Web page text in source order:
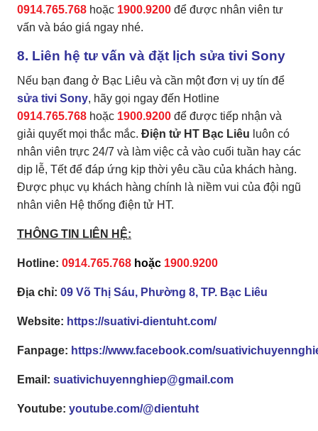
0914.765.768 hoặc 1900.9200 để được nhân viên tư
vấn và báo giá ngay nhé.
8. Liên hệ tư vấn và đặt lịch sửa tivi Sony
Nếu bạn đang ở Bạc Liêu và cần một đơn vị uy tín để
sửa tivi Sony, hãy gọi ngay đến Hotline
0914.765.768 hoặc 1900.9200 để được tiếp nhận và
giải quyết mọi thắc mắc. Điện tử HT Bạc Liêu luôn có
nhân viên trực 24/7 và làm việc cả vào cuối tuần hay các
dịp lễ, Tết để đáp ứng kịp thời yêu cầu của khách hàng.
Được phục vụ khách hàng chính là niềm vui của đội ngũ
nhân viên Hệ thống điện tử HT.
THÔNG TIN LIÊN HỆ:
Hotline: 0914.765.768 hoặc 1900.9200
Địa chỉ: 09 Võ Thị Sáu, Phường 8, TP. Bạc Liêu
Website: https://suativi-dientuht.com/
Fanpage: https://www.facebook.com/
Email: suativichuyennghiep@gmail.com
Youtube: youtube.com/@dientuht